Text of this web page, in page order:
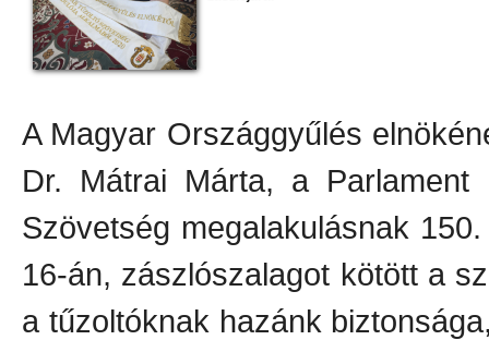
A Magyar Országgyűlés
Dr. Mátrai Márta, a
Szövetség megalakulásnak
16-án, zászlószalagot kötött a
a tűzoltóknak hazánk